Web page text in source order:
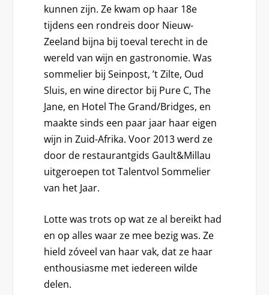
kunnen zijn. Ze kwam op haar 18e
tijdens een rondreis door Nieuw-
Zeeland bijna bij toeval terecht in de
wereld van wijn en gastronomie. Was
sommelier bij Seinpost, ’t Zilte, Oud
Sluis, en wine director bij Pure C, The
Jane, en Hotel The Grand/Bridges, en
maakte sinds een paar jaar haar eigen
wijn in Zuid-Afrika. Voor 2013 werd ze
door de restaurantgids Gault&Millau
uitgeroepen tot Talentvol Sommelier
van het Jaar.
Lotte was trots op wat ze al bereikt had
en op alles waar ze mee bezig was. Ze
hield zóveel van haar vak, dat ze haar
enthousiasme met iedereen wilde
delen.